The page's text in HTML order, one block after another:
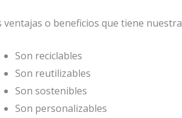
ventajas o beneficios que tiene
Son reciclables
Son reutilizables
Son sostenibles
Son personalizables